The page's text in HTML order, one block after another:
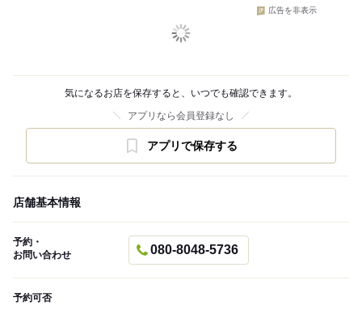
広告を非表示
気になるお店を保存すると、いつでも確認できます。
アプリなら会員登録なし
アプリで保存する
店舗基本情報
予約・
お問い合わせ
080-8048-5736
予約可否